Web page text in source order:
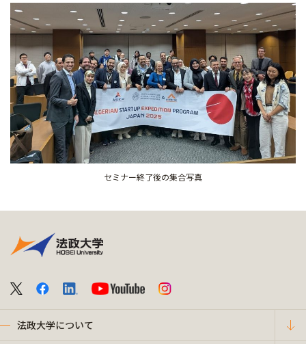
セミナー終了後の集合写真
法政大学について